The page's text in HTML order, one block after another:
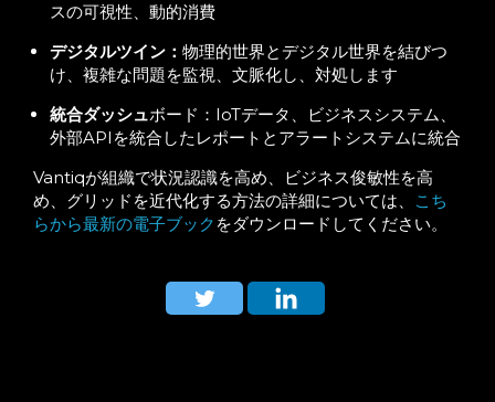
スの可視性、動的消費
デジタルツイン： 物理的世界とデジタル世界を結びつ
け、複雑な問題を監視、文脈化し、対処し ます
統合ダッシュボード：IoTデータ、ビジネスシステム、
外部APIを統合したレポートとアラートシステムに統合
Vantiqが組織で状況認識を高め、ビジネス俊敏性を高
め、グリッドを近代化する方法の詳細については、
こち
らから最新の電子ブック をダウンロードしてください。